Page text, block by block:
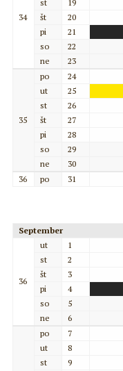
34
st
19
št
20
pi
21
so
22
ne
23
35
po
24
ut
25
st
26
št
27
pi
28
so
29
ne
30
36
po 31
September
36
ut
1
st
2
št
3
pi
4
so
5
ne
6
po
7
ut
8
st
9